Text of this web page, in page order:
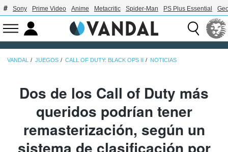
Sony Prime Video Anime Metacritic Spider-Man PS Plus Essential
VANDAL JUEGOS CALL OF DUTY: BLACK OPS II NOTICIAS
Dos de los Call of Duty más
queridos podrían tener
remasterización, según un
sistema de clasificación por